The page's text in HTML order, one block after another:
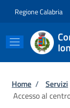
Regione Calabria
Briciole
Home / Servizi
Accesso al